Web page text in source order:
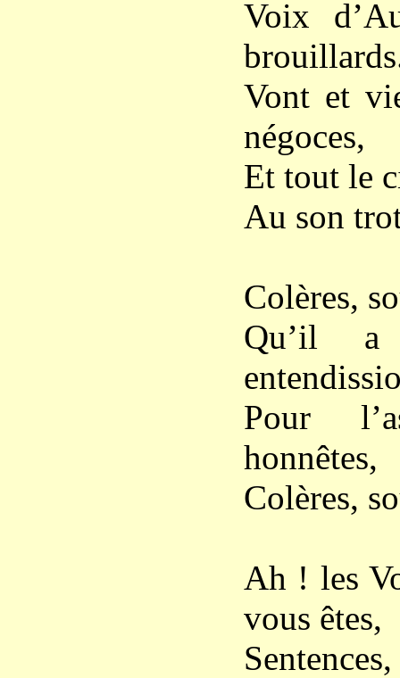
Voix
Vont et
négoces,
Et tout le
Au son
Colères,
Qu’il
Pour
honnêtes,
Colères,
Ah ! les
vous êtes,